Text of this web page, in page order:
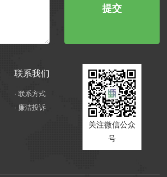
提交
联系我们
· 联系方式
· 廉洁投诉
关注微信公众
号